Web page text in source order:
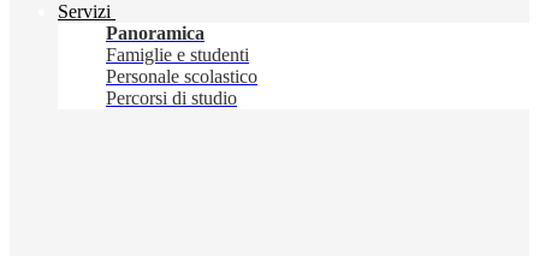
Servizi
Panoramica
Famiglie e studenti
Personale scolastico
Percorsi di studio